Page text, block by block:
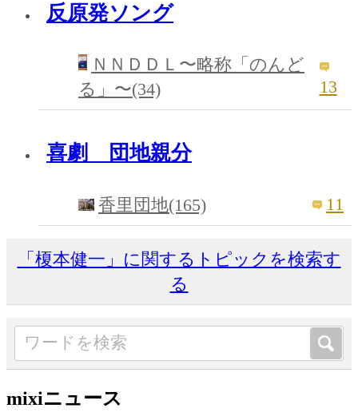
反原発ソング
ＮＮＤＤＬ〜略称「のんど
る」〜(34)
13
喜劇 団地親分
香里団地(165) 11
「榎本健一」に関するトピックを検索す
る
mixiニュース